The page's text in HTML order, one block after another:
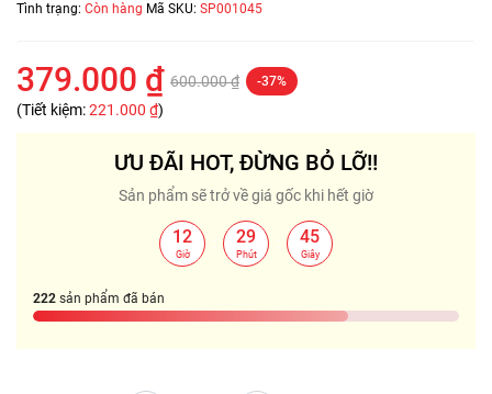
Tình trạng: Còn hàng Mã SKU: SP001045
379.000 ₫ 600.000 ₫ -37%
(Tiết kiệm:221.000 ₫)
ƯU ĐÃI HOT, ĐỪNG BỎ LỠ!!
Sản phẩm sẽ trở về giá gốc khi hết giờ
12
Giờ
29
Phút
45
Giây
222 sản phẩm đã bán